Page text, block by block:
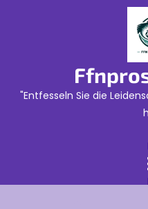
"Entfesseln Sie die